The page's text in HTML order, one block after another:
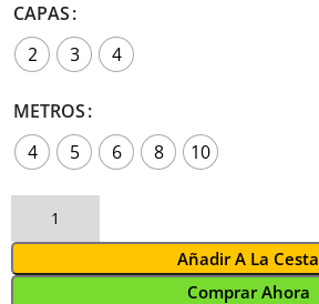
CAPAS
2
3 4
METROS
4
5 6 8 10
Añadir A La Cesta
Comprar Ahora